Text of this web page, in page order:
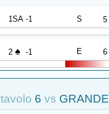
1SA -1 S 5
2 ♠ -1 E 6
tavolo 6 vs